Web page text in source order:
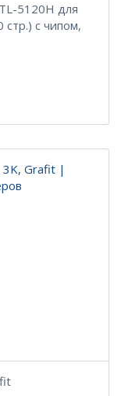
5120H для
с чипом,